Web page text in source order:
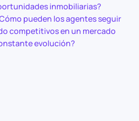
inmobiliarias?
pueden los agentes seguir
competitivos en un mercado
evolución?